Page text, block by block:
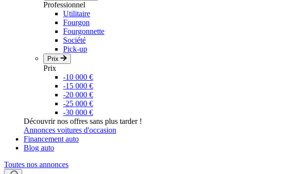
Professionnel
Utilitaire
Fourgon
Fourgonnette
Société
Pick-up
Prix
Prix
-10 000 €
-15 000 €
-20 000 €
-25 000 €
-30 000 €
Découvrir nos offres sans plus tarder !
Annonces voitures d'occasion
Financement auto
Blog auto
Toutes nos annonces